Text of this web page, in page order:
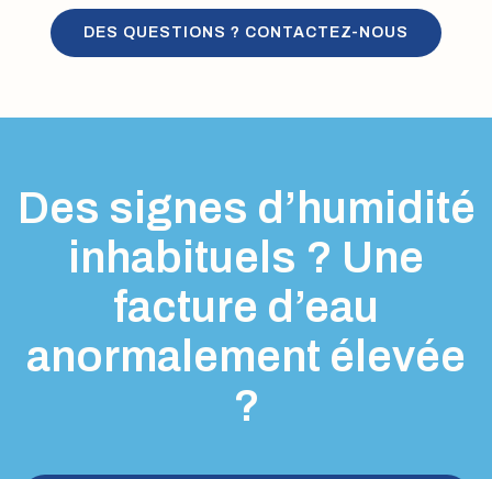
DES QUESTIONS ? CONTACTEZ-NOUS
Des signes d’humidité
inhabituels ? Une
facture d’eau
anormalement élevée
?